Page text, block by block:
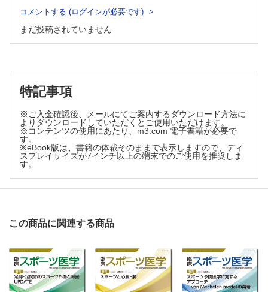
コメントする (ログインが必要です)
まだ投稿されていません
特記事項
※ご入金確認後、メールにてご案内するダウンロード方法に
よりダウンロードしていただくとご使用いただけます。
※コンテンツの使用にあたり、m3.com 電子書籍が必要で
す。
※eBook版は、書籍の体裁そのままで表示しますので、ディ
スプレイサイズが7インチ以上の端末でのご使用を推奨しま
す。
この商品に関連する商品